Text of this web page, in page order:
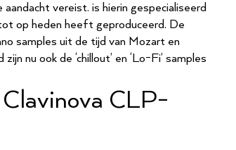
vereist. is hierin gespecialiseerd
op heden heeft geproduceerd. De
samples uit de tijd van Mozart en
nu ook de ‘chillout’ en ‘Lo-Fi’ samples
CLP-